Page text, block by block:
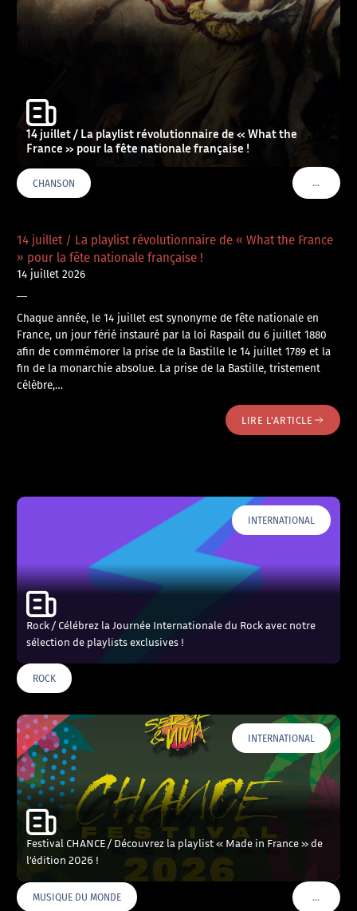
14 juillet / La playlist révolutionnaire de « What the
France » pour la fête nationale française !
CHANSON …VOIR
14 juillet / La playlist révolutionnaire de « What the France
» pour la fête nationale française !
14 juillet 2026
—
Chaque année, le 14 juillet est synonyme de fête nationale en
France, un jour férié instauré par la loi Raspail du 6 juillet 1880
afin de commémorer la prise de la Bastille le 14 juillet 1789 et la
fin de la monarchie absolue. La prise de la Bastille, tristement
célèbre,…
LIRE L'ARTICLE
INTERNATIONAL
Rock / Célébrez la Journée Internationale du Rock avec notre
sélection de playlists exclusives !
ROCK
INTERNATIONAL
Festival CHANCE / Découvrez la playlist « Made in France » de
l’édition 2026 !
MUSIQUE DU MONDE …VOIR